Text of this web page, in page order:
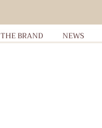
THE BRAND NEWS